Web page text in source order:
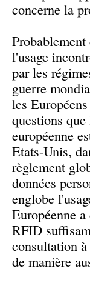
concerne la
l'usage
par les
guerre
les
questions
européenne
Etats-Unis,
règlement
données
englobe
Européenne
RFID
consultation
de manière